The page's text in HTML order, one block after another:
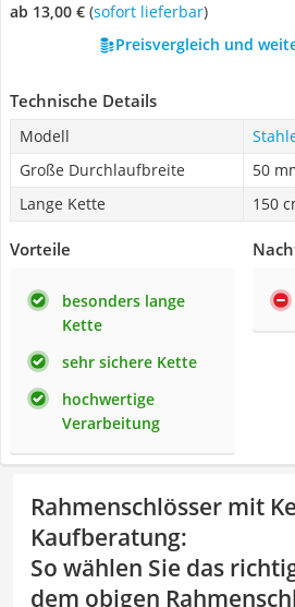
ab 13,00 € ( Sofort lieferbar)
Preisvergleich und
Technische Details
Modell
Große Durchlaufbreite
50
Lange Kette
150
Vorteile
besonders lange
Kette
sehr sichere Kette
hochwertige
Verarbeitung
Rahmenschlösser mit
Kaufberatung:
So wählen Sie das
dem obigen